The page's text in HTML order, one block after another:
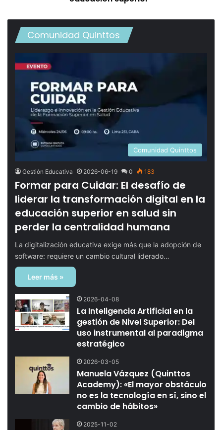
Comunidad Quinttos
Comunidad Quinttos
Gestión Educativa 2026-06-19 0 183
Formar para Cuidar: El desafío de
liderar la transformación digital en la
educación superior en salud sin
perder la centralidad humana
La digitalización educativa exige más que la adopción de
software: requiere un cambio cultural liderado…
Leer más »
2026-04-08
La Inteligencia Artificial en la
gestión de Nivel Superior: Del
uso instrumental al paradigma
estratégico
2026-03-05
Manuela Vázquez (Quinttos
Academy): «El mayor obstáculo
no es la tecnología en sí, sino el
cambio de hábitos»
2025-11-02